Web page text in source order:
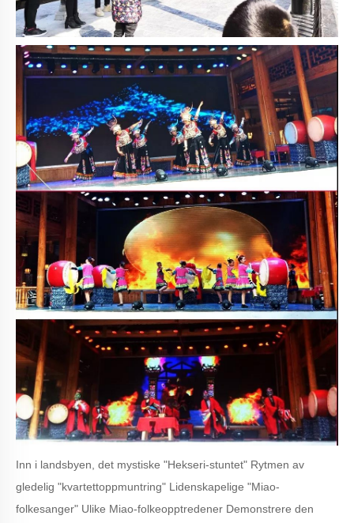
Inn i landsbyen, det mystiske "Hekseri-stuntet" Rytmen av
gledelig "kvartettoppmuntring" Lidenskapelige "Miao-
folkesanger" Ulike Miao-folkeopptredener Demonstrere den